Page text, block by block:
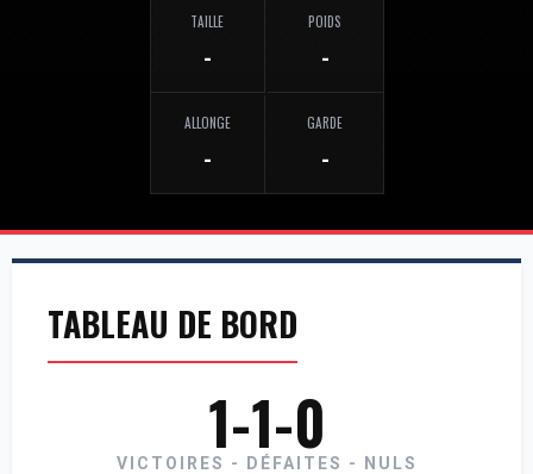
TAILLE
-
POIDS
-
ALLONGE
-
GARDE
-
TABLEAU DE BORD
1-1-0
VICTOIRES - DÉFAITES - NULS